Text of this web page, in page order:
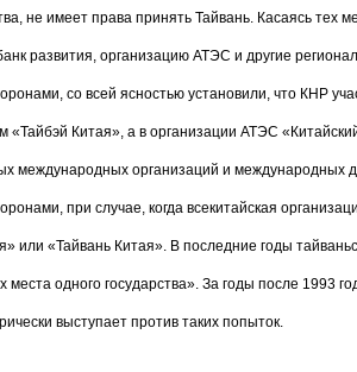
не имеет права принять Тайвань. Касаясь
развития, организацию АТЭС и другие
со всей ясностью установили, что КНР
«Тайбэй Китая», а в организации АТЭС
международных организаций и международных
при случае, когда всекитайская
или «Тайвань Китая». В последние годы
места одного государства». За годы после 1993
выступает против таких попыток.